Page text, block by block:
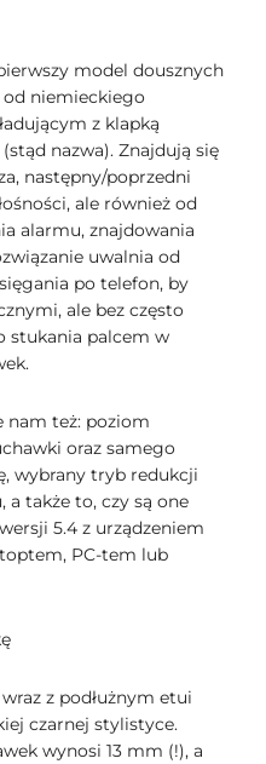
model dousznych
od niemieckiego
z klapką
nazwa). Znajdują się
następny/poprzedni
ale również od
alarmu, znajdowania
uwalnia od
po telefon, by
ale bez często
stukania palcem w
nam też: poziom
oraz samego
wybrany tryb redukcji
a także to, czy są one
5.4 z urządzeniem
PC-tem lub
z podłużnym etui
czarnej stylistyce.
wynosi 13 mm (!), a